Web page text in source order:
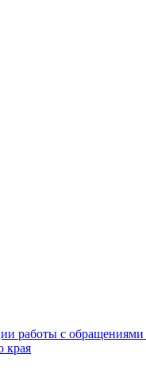
с обращениями
края